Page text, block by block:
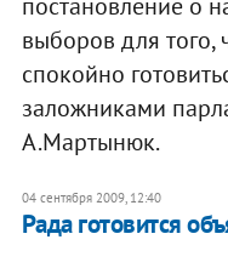
постановление о
выборов для того,
спокойно
заложниками
А.Мартынюк.
04 сентября 2009, 12:40
Рада готовится